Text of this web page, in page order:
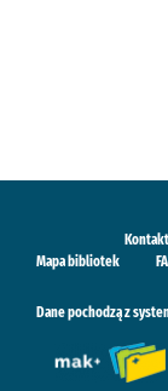
Kontakt
Mapa bibliotek
Dane pochodzą z